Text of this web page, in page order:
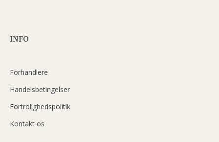
INFO
Forhandlere
Handelsbetingelser
Fortrolighedspolitik
Kontakt os